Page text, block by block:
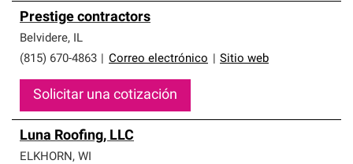
Prestige contractors
Belvidere, IL
(815) 670-4863
Correo electrónico Sitio web
Solicitar una cotización
Luna Roofing, LLC
ELKHORN, WI